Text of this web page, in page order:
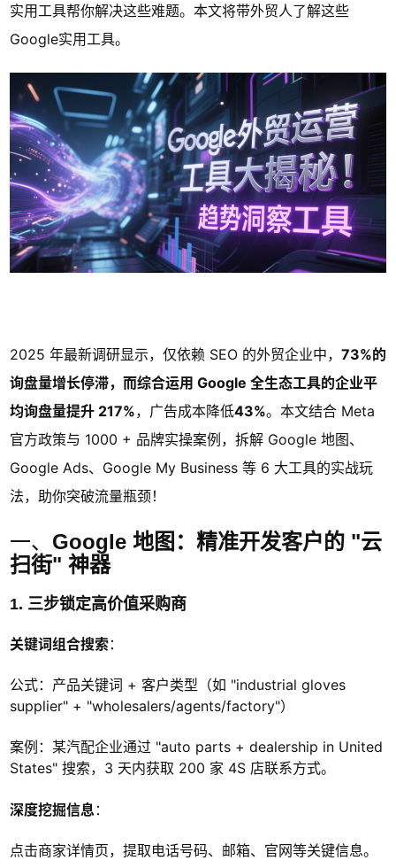
实用工具帮你解决这些难题。本文将带外贸人了解这些
Google实用工具。
2025 年最新调研显示，仅依赖 SEO 的外贸企业中， 73%的
询盘量增长停滞，而综合运用 Google 全生态工具的企业平
均询盘量提升 217%，广告成本降低43%。本文结合 Meta
官方政策与 1000 + 品牌实操案例，拆解 Google 地图、
Google Ads、Google My Business 等 6 大工具的实战玩
法，助你突破流量瓶颈！
一、 Google 地图：精准开发客户的 "云
扫街" 神器
1. 三步锁定高价值采购商
关键词组合搜索：
公式：产品关键词 + 客户类型（如 "industrial gloves
supplier" + "wholesalers/agents/factory"）
案例：某汽配企业通过 "auto parts + dealership in United
States" 搜索，3 天内获取 200 家 4S 店联系方式。
深度挖掘信息 ：
点击商家详情页，提取电话号码、邮箱、官网等关键信息。